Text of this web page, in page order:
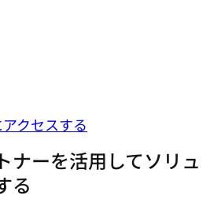
クセスする
ナーを活用してソリュ
る